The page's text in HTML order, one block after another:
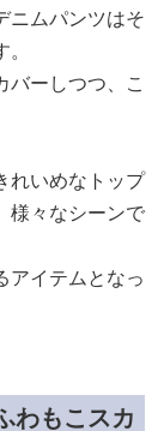
ニムパンツはそ
バーしつつ、こ
れいめなトップ
様々なシーンで
アイテムとなっ
わもこスカ